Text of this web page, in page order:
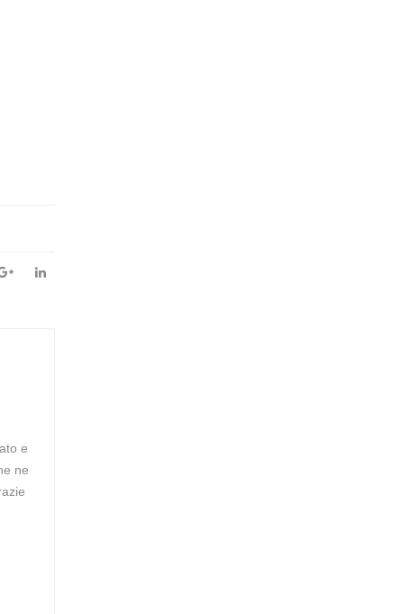
e
ne